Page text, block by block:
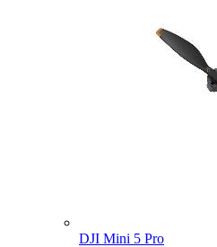
DJI Mini 5 Pro